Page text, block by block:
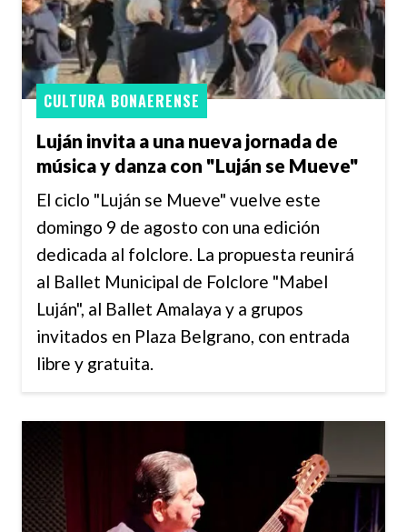
Luján invita a una nueva jornada de
música y danza con "Luján se Mueve"
CULTURA BONAERENSE
El ciclo "Luján se Mueve" vuelve este
domingo 9 de agosto con una edición
dedicada al folclore. La propuesta reunirá
al Ballet Municipal de Folclore "Mabel
Luján", al Ballet Amalaya y a grupos
invitados en Plaza Belgrano, con entrada
libre y gratuita.